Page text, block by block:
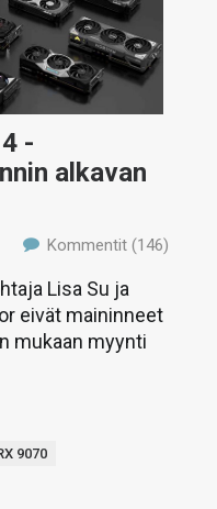
-
alkavan
Kommentit (146)
Lisa Su ja
eivät maininneet
mukaan myynti
9070